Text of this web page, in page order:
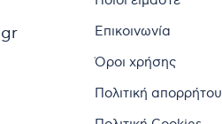
Επικοινωνία
Όροι χρήσης
Πολιτική απορρήτου